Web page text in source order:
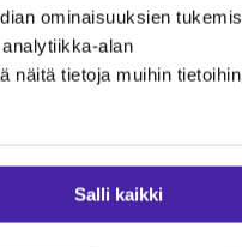
ominaisuuksien
alan
näitä tietoja muihin
Salli kaikki